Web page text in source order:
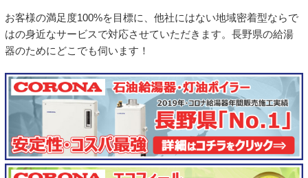
お客様の満足度100%を目標に、他社にはない地域密着型ならで
はの身近なサービスで対応させていただきます。長野県の給湯
器のためにどこでも伺います！